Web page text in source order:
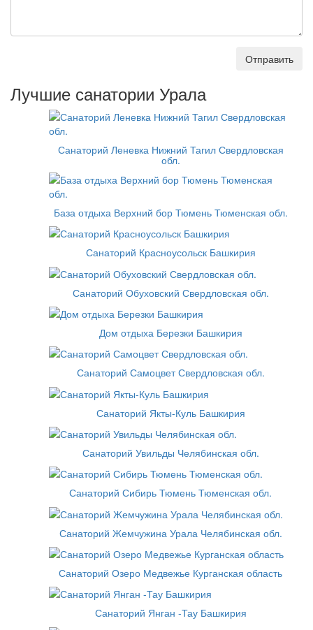
Отправить
Лучшие санатории Урала
Санаторий Леневка Нижний Тагил Свердловская
обл.
База отдыха Верхний бор Тюмень Тюменская обл.
Санаторий Красноусольск Башкирия
Санаторий Обуховский Свердловская обл.
Дом отдыха Березки Башкирия
Санаторий Самоцвет Свердловская обл.
Санаторий Якты-Куль Башкирия
Санаторий Увильды Челябинская обл.
Санаторий Сибирь Тюмень Тюменская обл.
Санаторий Жемчужина Урала Челябинская обл.
Санаторий Озеро Медвежье Курганская область
Санаторий Янган -Тау Башкирия